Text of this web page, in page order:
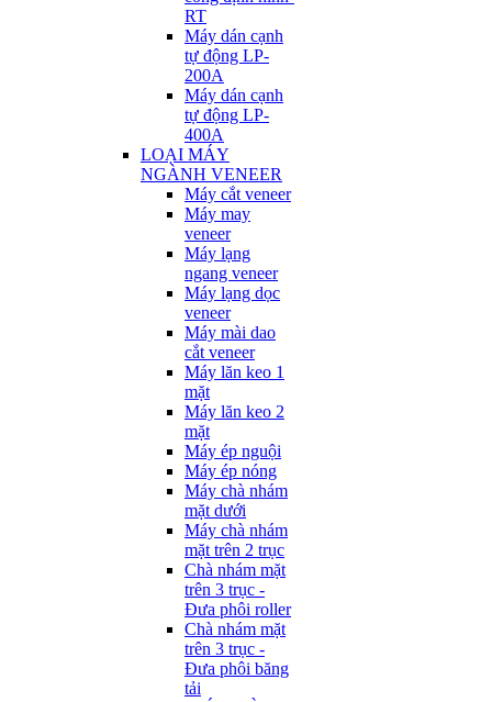
RT
Máy dán cạnh
tự động LP-
200A
Máy dán cạnh
tự động LP-
400A
LOẠI MÁY
NGÀNH VENEER
Máy cắt veneer
Máy may
veneer
Máy lạng
ngang veneer
Máy lạng dọc
veneer
Máy mài dao
cắt veneer
Máy lăn keo 1
mặt
Máy lăn keo 2
mặt
Máy ép nguội
Máy ép nóng
Máy chà nhám
mặt dưới
Máy chà nhám
mặt trên 2 trục
Chà nhám mặt
trên 3 trục -
Đưa phôi roller
Chà nhám mặt
trên 3 trục -
Đưa phôi băng
tải